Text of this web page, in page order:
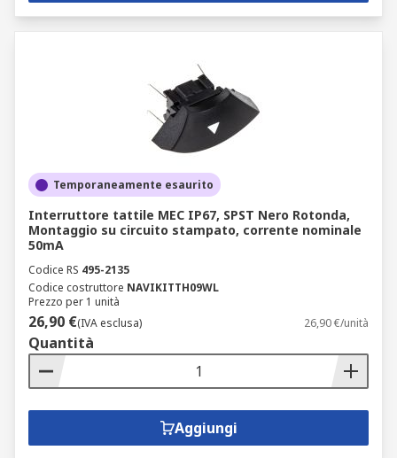
Temporaneamente esaurito
Interruttore tattile MEC IP67, SPST Nero Rotonda,
Montaggio su circuito stampato, corrente nominale
50mA
Codice RS 495-2135
Codice costruttore NAVIKITTH09WL
Prezzo per 1 unità
26,90 €(IVA esclusa) 26,90 €/unità
Quantità
Aggiungi